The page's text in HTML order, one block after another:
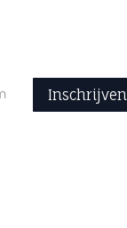
Inschrijven